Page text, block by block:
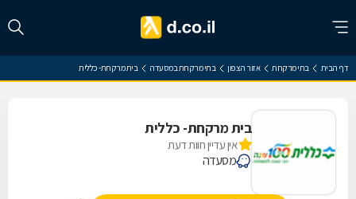
דף הבית בתי מרקחת אזור הצפון בתי מרקחת במסעדה בית מרקחת- כללית
בית מרקחת- כללית
אין עדיין חוות דעת
מסעדה